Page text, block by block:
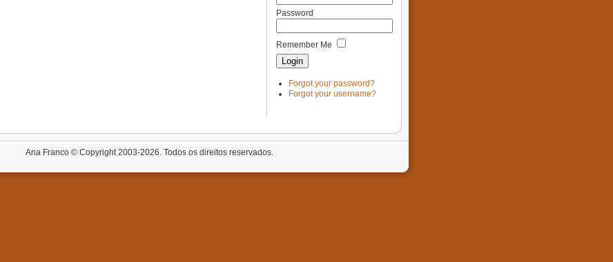
Password
Remember Me
Forgot your password?
Forgot your username?
Ana Franco © Copyright 2003-2026. Todos os direitos reservados.